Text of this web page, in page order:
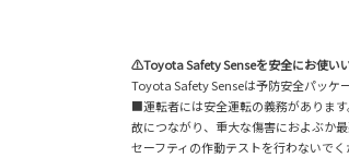
⚠Toyota Safety Senseを安全にお使い
Toyota Safety Senseは予防安全パッケ
■運転者には安全運転の義務がありま
故につながり、重大な傷害におよぶか
セーフティの作動テストを行わないで